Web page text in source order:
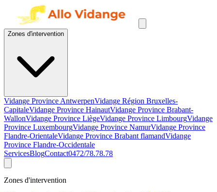
Zones d'intervention
Vidange Province AntwerpenVidange Région Bruxelles-
CapitaleVidange Province HainautVidange Province Brabant-
WallonVidange Province LiègeVidange Province LimbourgVidange
Province LuxembourgVidange Province NamurVidange Province
Flandre-OrientaleVidange Province Brabant flamandVidange
Province Flandre-Occidentale
ServicesBlogContact0472/78.78.78
Zones d'intervention